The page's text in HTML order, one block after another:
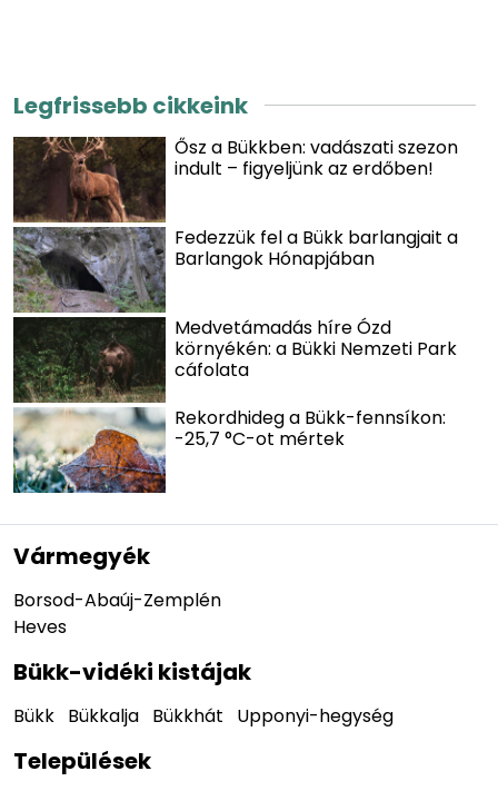
Legfrissebb cikkeink
Ősz a Bükkben: vadászati szezon
indult – figyeljünk az erdőben!
Fedezzük fel a Bükk barlangjait a
Barlangok Hónapjában
Medvetámadás híre Ózd
környékén: a Bükki Nemzeti Park
cáfolata
Rekordhideg a Bükk-fennsíkon:
-25,7 °C-ot mértek
Vármegyék
Borsod-Abaúj-Zemplén
Heves
Bükk-vidéki kistájak
Bükk Bükkalja Bükkhát Upponyi-hegység
Települések